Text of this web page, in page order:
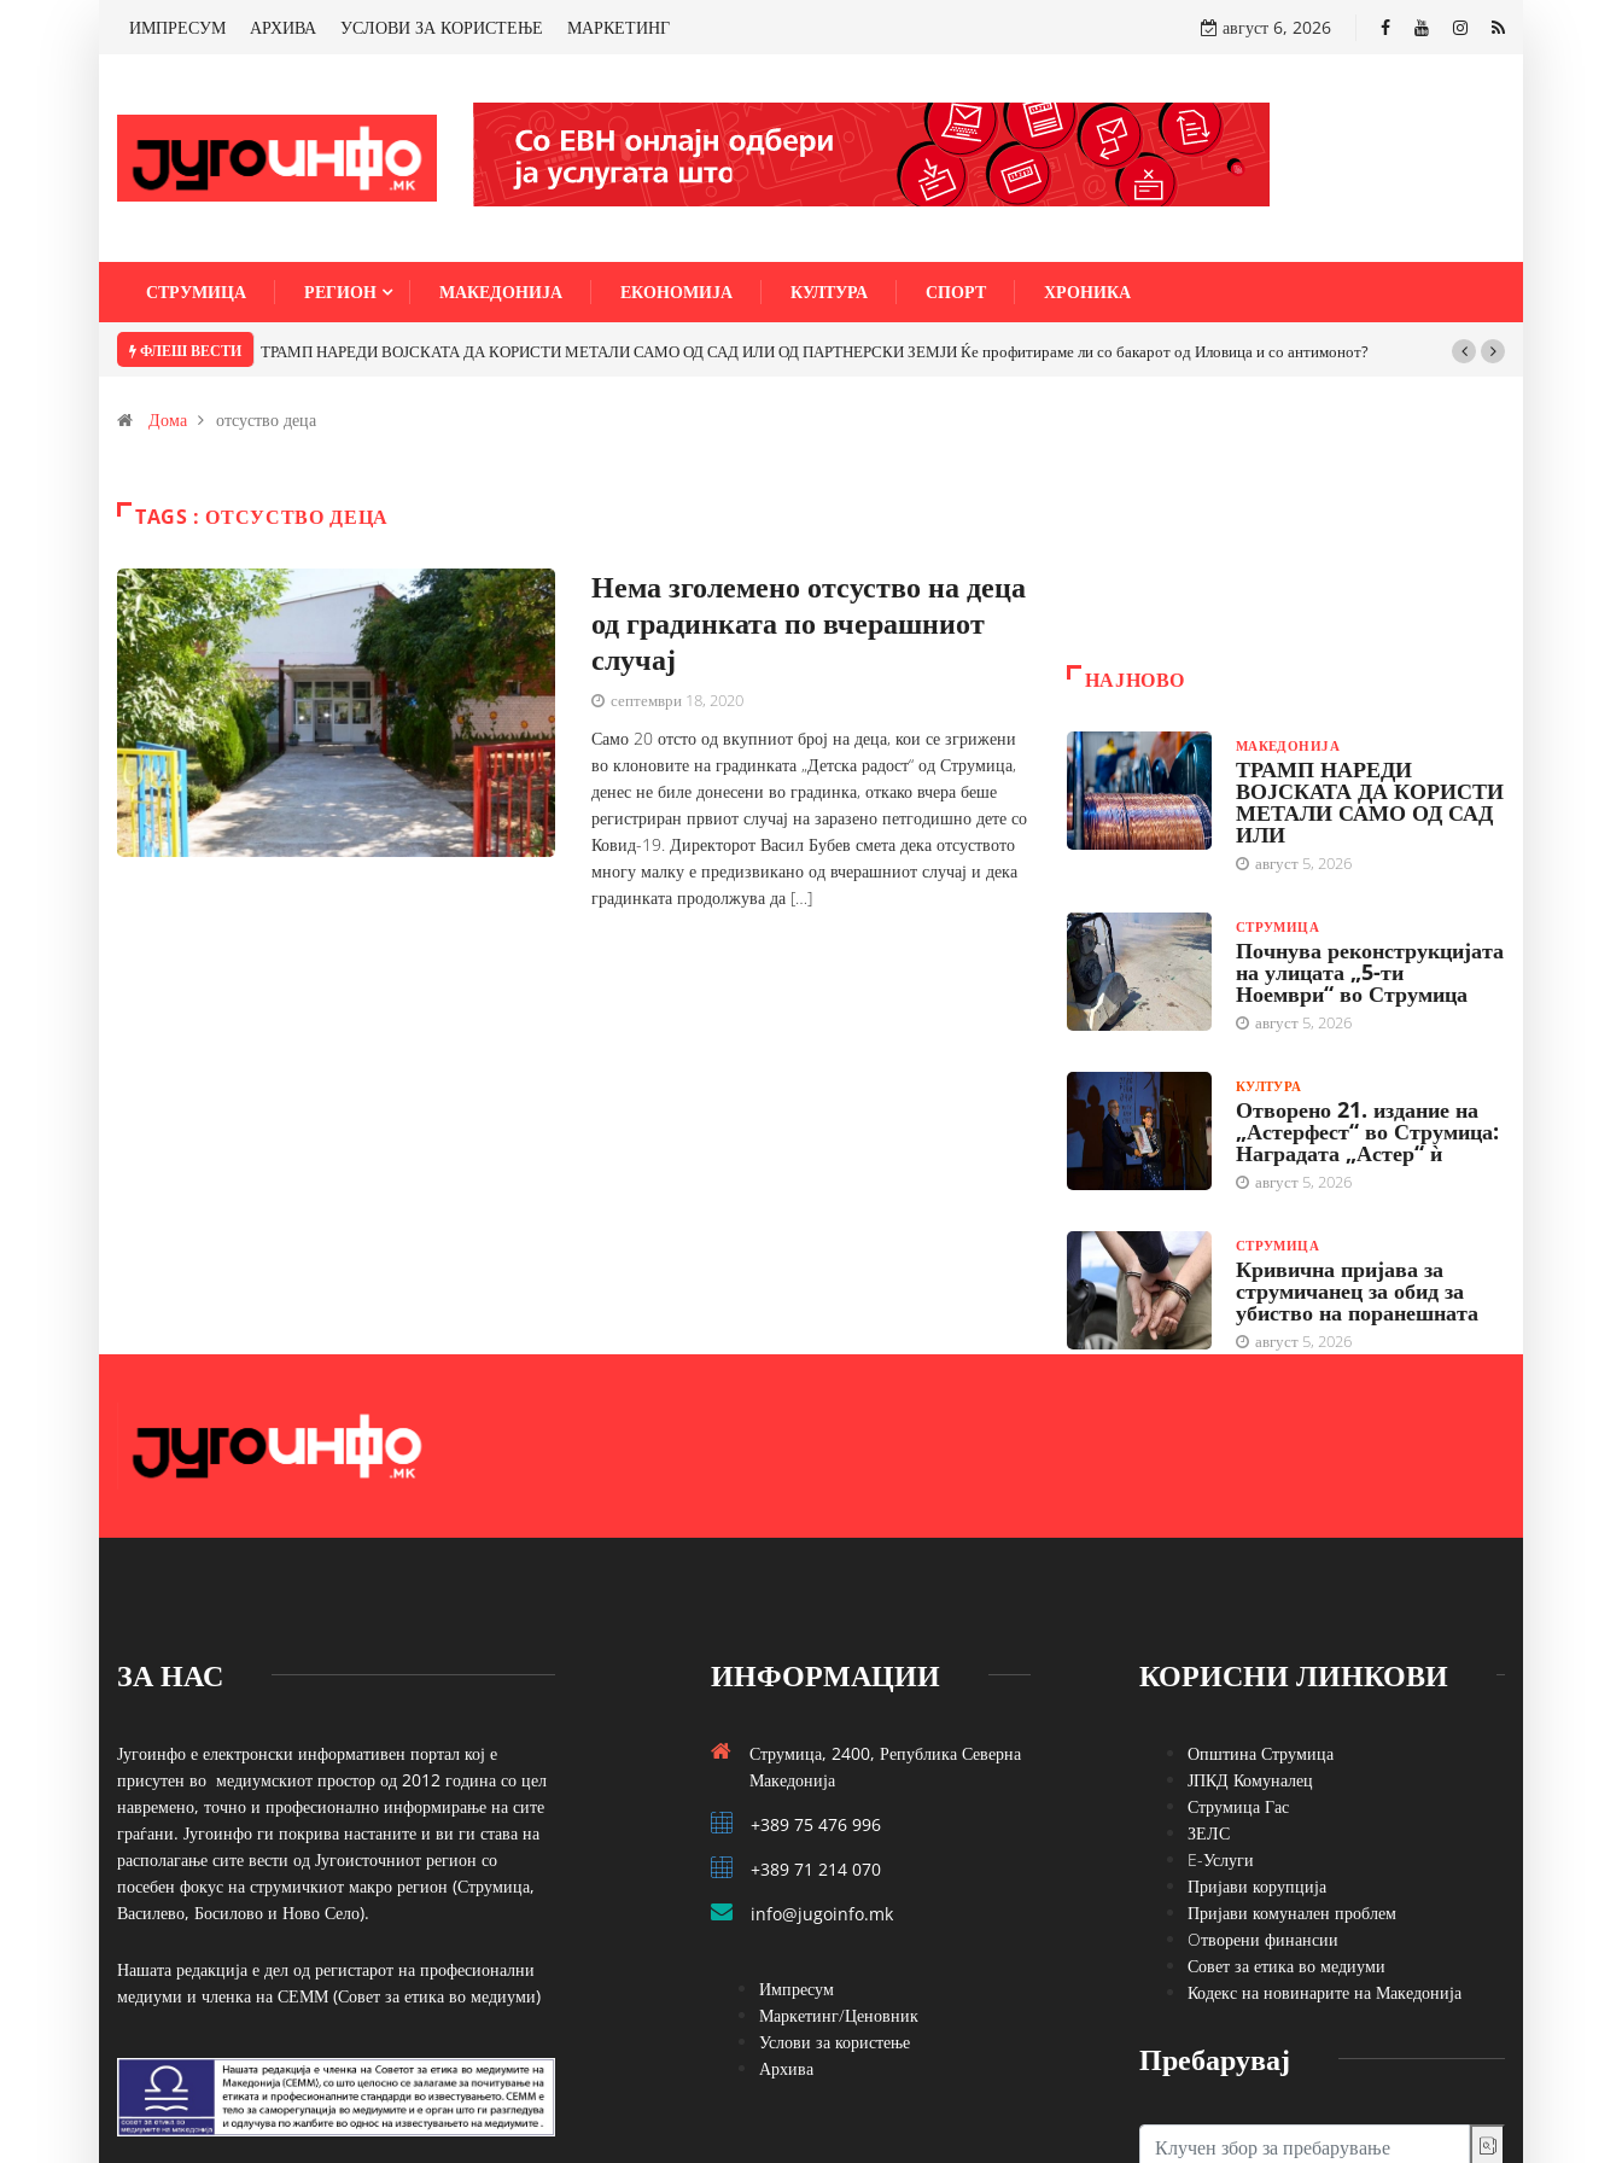
ИМПРЕСУМ АРХИВА УСЛОВИ ЗА КОРИСТЕЊЕ МАРКЕТИНГ август 6, 2026
СТРУМИЦА РЕГИОН МАКЕДОНИЈА ЕКОНОМИЈА КУЛТУРА СПОРТ ХРОНИКА
ФЛЕШ ВЕСТИ ТРАМП НАРЕДИ ВОЈСКАТА ДА КОРИСТИ МЕТАЛИ САМО ОД САД ИЛИ ОД ПАРТНЕРСКИ ЗЕМЈИ Ќе профитираме ли со бакарот од Иловица и со антимонот?
Дома отсуство деца
TAGS : ОТСУСТВО ДЕЦА
Нема зголемено отсуство на деца
од градинката по вчерашниот
случај
септември 18, 2020
Само 20 отсто од вкупниот број на деца, кои се згрижени
во клоновите на градинката „Детска радост“ од Струмица,
денес не биле донесени во градинка, откако вчера беше
регистриран првиот случај на заразено петгодишно дете со
Ковид-19. Директорот Васил Бубев смета дека отсуството
многу малку е предизвикано од вчерашниот случај и дека
градинката продолжува да […]
НАЈНОВО
МАКЕДОНИЈА
ТРАМП НАРЕДИ
ВОЈСКАТА ДА КОРИСТИ
МЕТАЛИ САМО ОД САД
ИЛИ
август 5, 2026
СТРУМИЦА
Почнува реконструкцијата
на улицата „5-ти
Ноември“ во Струмица
август 5, 2026
КУЛТУРА
Отворено 21. издание на
„Астерфест“ во Струмица:
Наградата „Астер“ ѝ
август 5, 2026
СТРУМИЦА
Кривична пријава за
струмичанец за обид за
убиство на поранешната
август 5, 2026
ЗА НАС
Југоинфо е електронски информативен портал кој е
присутен во медиумскиот простор од 2012 година со цел
навремено, точно и професионално информирање на сите
граѓани. Југоинфо ги покрива настаните и ви ги става на
располагање сите вести од Југоисточниот регион со
посебен фокус на струмичкиот макро регион (Струмица,
Василево, Босилово и Ново Село).
Нашата редакција е дел од регистарот на професионални
медиуми и членка на СЕММ (Совет за етика во медиуми)
ИНФОРМАЦИИ
Струмица, 2400, Република Северна
Македонија
+389 75 476 996
+389 71 214 070
info@jugoinfo.mk
Импресум
Маркетинг/Ценовник
Услови за користење
Архива
КОРИСНИ ЛИНКОВИ
Општина Струмица
ЈПКД Комуналец
Струмица Гас
ЗЕЛС
E-Услуги
Пријави корупција
Пријави комунален проблем
Oтворени финансии
Совет за етика во медиуми
Кодекс на новинарите на Македонија
Пребарувај